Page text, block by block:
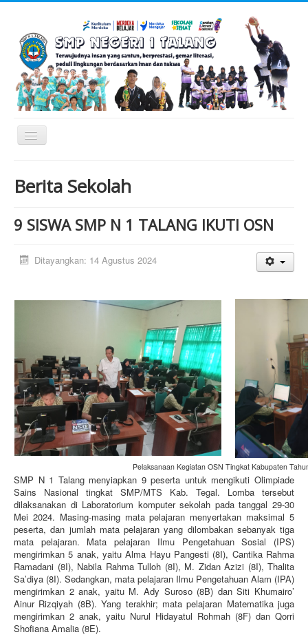
Toggle
Navigation
Artikel Umum
Login
E-learning
Hubungi Kami
Galeri Kegiatan
E-Lulus
Survey Kepuasan Masyarakat
Berita Sekolah
9 SISWA SMP N 1 TALANG IKUTI OSN
Ditayangkan: 14 Agustus 2024
Pelaksanaan Kegiatan OSN Tingkat Kabupaten
SMP N 1 Talang menyiapkan 9 peserta untuk mengikuti Olimpiade
Sains Nasional tingkat SMP/MTS Kab. Tegal. Lomba tersebut
dilaksanakan di Laboratorium komputer sekolah pada tanggal 29-30
Mei 2024. Masing-masing mata pelajaran menyertakan maksimal 5
peserta, dan jumlah mata pelajaran yang dilombakan sebanyak tiga
mata pelajaran. Mata pelajaran Ilmu Pengetahuan Sosial (IPS)
mengirimkan 5 anak, yaitu Alma Hayu Pangesti (8I), Cantika Rahma
Ramadani (8I), Nabila Rahma Tulloh (8I), M. Zidan Azizi (8I), Thalita
Sa’diya (8I). Sedangkan, mata pelajaran Ilmu Pengetahuan Alam (IPA)
mengirimkan 2 anak, yaitu M. Ady Suroso (8B) dan Siti Khumairo’
Ainur Rizqiyah (8B). Yang terakhir; mata pelajaran Matematika juga
mengirimkan 2 anak, yaitu Nurul Hidayatul Rohmah (8F) dan Qorri
Shofiana Amalia (8E).